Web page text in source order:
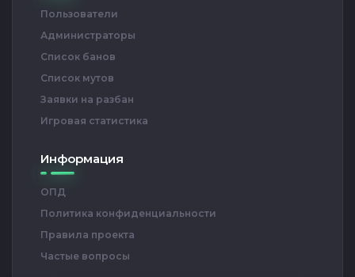
Пользователи
Администраторы
Список банов
Список мутов
Заявки на разбан
Игровая статистика
Информация
ОПД
Политика конфиденциальности
Правила проекта
Частые вопросы